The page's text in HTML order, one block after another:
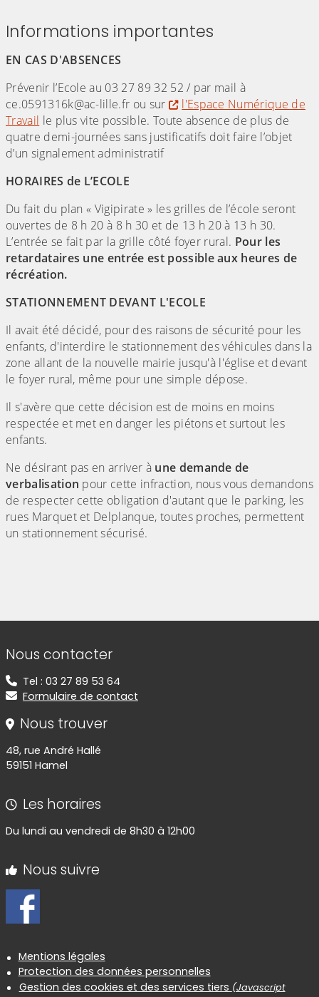
Informations importantes
EN CAS D'ABSENCES
Prévenir l’Ecole au 03 27 89 32 52 / par mail à
ce.0591316k@ac-lille.fr ou sur
l'Espace Numérique de
Travail le plus vite possible. Toute absence de plus de
quatre demi-journées sans justificatifs doit faire l’objet
d’un signalement administratif
HORAIRES de L’ECOLE
Du fait du plan « Vigipirate » les grilles de l’école seront
ouvertes de 8 h 20 à 8 h 30 et de 13 h 20 à 13 h 30.
L’entrée se fait par la grille côté foyer rural. Pour les
retardataires une entrée est possible aux heures de
récréation.
STATIONNEMENT DEVANT L'ECOLE
Il avait été décidé, pour des raisons de sécurité pour les
enfants, d'interdire le stationnement des véhicules dans la
zone allant de la nouvelle mairie jusqu'à l'église et devant
le foyer rural, même pour une simple dépose.
Il s'avère que cette décision est de moins en moins
respectée et met en danger les piétons et surtout les
enfants.
Ne désirant pas en arriver à une demande de
verbalisation pour cette infraction, nous vous demandons
de respecter cette obligation d'autant que le parking, les
rues Marquet et Delplanque, toutes proches, permettent
un stationnement sécurisé.
Informations de contact
Nous contacter
Tel : 03 27 89 53 64
Formulaire de contact
Nous trouver
48, rue André Hallé
59151 Hamel
Les horaires
Du lundi au vendredi de 8h30 à 12h00
Nous suivre
Informations réglementaires
Mentions légales
Protection des données personnelles
Gestion des cookies et des services tiers (Javascript